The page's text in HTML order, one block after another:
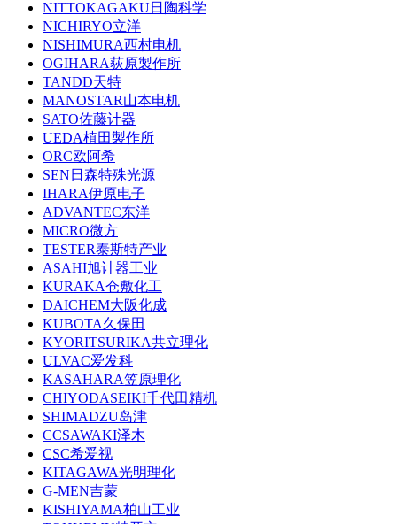
NITTOKAGAKU日陶科学
NICHIRYO立洋
NISHIMURA西村电机
OGIHARA荻原製作所
TANDD天特
MANOSTAR山本电机
SATO佐藤计器
UEDA植田製作所
ORC欧阿希
SEN日森特殊光源
IHARA伊原电子
ADVANTEC东洋
MICRO微方
TESTER泰斯特产业
ASAHI旭计器工业
KURAKA仓敷化工
DAICHEM大阪化成
KUBOTA久保田
KYORITSURIKA共立理化
ULVAC爱发科
KASAHARA笠原理化
CHIYODASEIKI千代田精机
SHIMADZU岛津
CCSAWAKI泽木
CSC希爱视
KITAGAWA光明理化
G-MEN吉蒙
KISHIYAMA柏山工业